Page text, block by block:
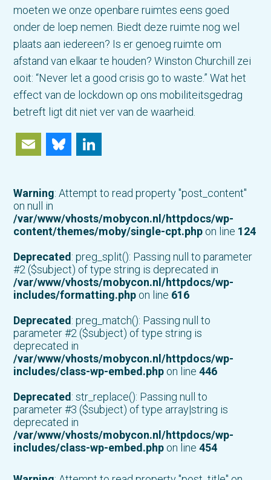
moeten we onze openbare ruimtes eens goed
onder de loep nemen. Biedt deze ruimte nog wel
plaats aan iedereen? Is er genoeg ruimte om
afstand van elkaar te houden? Winston Churchill zei
ooit: “Never let a good crisis go to waste.” Wat het
effect van de lockdown op ons mobiliteitsgedrag
betreft ligt dit niet ver van de waarheid.
EmailBluesky
Warning: Attempt to read property "post_content"
on null in
/var/www/vhosts/mobycon.nl/httpdocs/wp-
content/themes/moby/single-cpt.php on line 124
Deprecated : preg_split(): Passing null to parameter
#2 ($subject) of type string is deprecated in
/var/www/vhosts/mobycon.nl/httpdocs/wp-
includes/formatting.php on line 616
Deprecated : preg_match(): Passing null to
parameter #2 ($subject) of type string is
deprecated in
/var/www/vhosts/mobycon.nl/httpdocs/wp-
includes/class-wp-embed.php on line446
Deprecated : str_replace(): Passing null to
parameter #3 ($subject) of type array|string is
deprecated in
/var/www/vhosts/mobycon.nl/httpdocs/wp-
includes/class-wp-embed.php on line454